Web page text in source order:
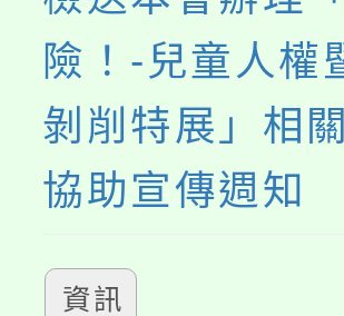
險！-兒童人權
剝削特展」相
協助宣傳週知
資訊